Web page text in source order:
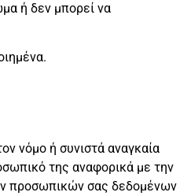
ή δεν μπορεί να
νόμο ή συνιστά αναγκαία
της αναφορικά με την
προσωπικών σας δεδομένων